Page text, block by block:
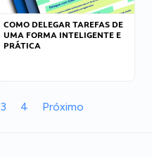
COMO DELEGAR TAREFAS DE
UMA FORMA INTELIGENTE E
PRÁTICA
3 4 Próximo